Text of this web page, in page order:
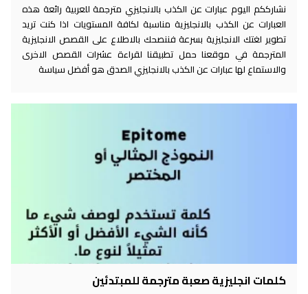
نشارككم اليوم عبارات عن الكذب بالانجليزي مترجمة للعربية رائعة هذه
العبارات عن الكذب بالانجليزية مناسبة لكافة المستويات اذا كنت تريد
تطوير لغتك الانجليزية بسرعة فننصحك بالاطلاع على القصص الانجليزية
المترجمة في موقعنا حمل تطبيقنا لقراءة عشرات القصص الاخرى
والاستماع لها عبارات عن الكذب بالانجليزي الصدق هو أفضل سياسة
كلمات انجليزية صعبة مترجمة للمبتدئين